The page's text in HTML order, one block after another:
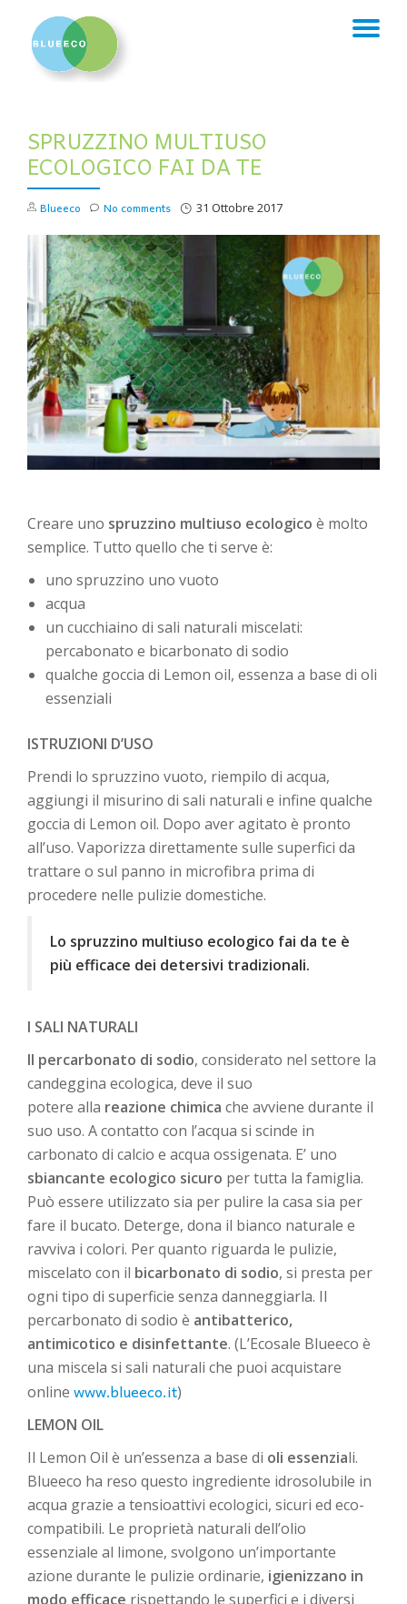
SPRUZZINO MULTIUSO
ECOLOGICO FAI DA TE
Blueeco 31 Ottobre 2017
No comments
Creare uno spruzzino multiuso ecologico è molto
semplice. Tutto quello che ti serve è:
uno spruzzino uno vuoto
acqua
un cucchiaino di sali naturali miscelati:
percabonato e bicarbonato di sodio
qualche goccia di Lemon oil, essenza a base di oli
essenziali
ISTRUZIONI D’USO
Prendi lo spruzzino vuoto, riempilo di acqua,
aggiungi il misurino di sali naturali e infine qualche
goccia di Lemon oil. Dopo aver agitato è pronto
all’uso. Vaporizza direttamente sulle superfici da
trattare o sul panno in microfibra prima di
procedere nelle pulizie domestiche.
Lo spruzzino multiuso ecologico fai da te è
più efficace dei detersivi tradizionali.
I SALI NATURALI
Il percarbonato di sodio, considerato nel settore la
candeggina ecologica, deve il suo
potere alla reazione chimica che avviene durante il
suo uso. A contatto con l’acqua si scinde in
carbonato di calcio e acqua ossigenata. E’ uno
sbiancante ecologico sicuro per tutta la famiglia.
Può essere utilizzato sia per pulire la casa sia per
fare il bucato. Deterge, dona il bianco naturale e
ravviva i colori. Per quanto riguarda le pulizie,
miscelato con il bicarbonato di sodio, si presta per
ogni tipo di superficie senza danneggiarla. Il
percarbonato di sodio è antibatterico,
antimicotico e disinfettante. (L’Ecosale Blueeco è
una miscela si sali naturali che puoi acquistare
online www.blueeco.it)
LEMON OIL
Il Lemon Oil è un’essenza a base di oli essenziali.
Blueeco ha reso questo ingrediente idrosolubile in
acqua grazie a tensioattivi ecologici, sicuri ed eco-
compatibili. Le proprietà naturali dell’olio
essenziale al limone, svolgono un’importante
azione durante le pulizie ordinarie, igienizzano in
modo efficace rispettando le superfici e i diversi